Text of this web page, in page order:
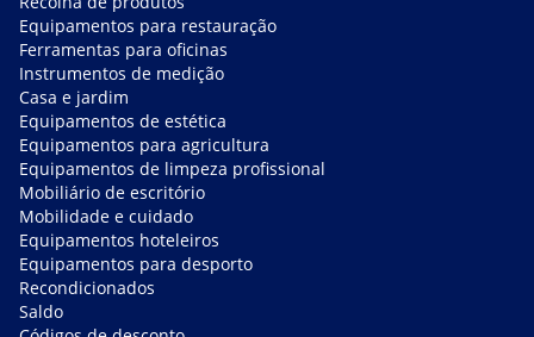
Equipamentos para restauração
Ferramentas para oficinas
Instrumentos de medição
Casa e jardim
Equipamentos de estética
Equipamentos para agricultura
Equipamentos de limpeza profissional
Mobiliário de escritório
Mobilidade e cuidado
Equipamentos hoteleiros
Equipamentos para desporto
Recondicionados
Saldo